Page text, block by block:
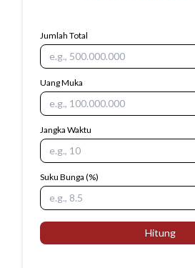
Jumlah Total
Uang Muka
Jangka Waktu
Suku Bunga (%)
Hitung